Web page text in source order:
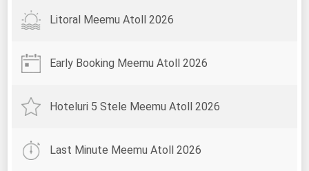
Litoral Meemu Atoll 2026
Early Booking Meemu Atoll 2026
Hoteluri 5 Stele Meemu Atoll 2026
Last Minute Meemu Atoll 2026